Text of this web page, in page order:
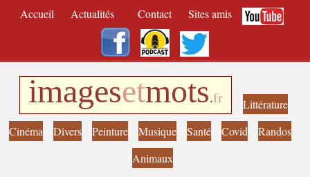
Accueil Actualités Contact Sites amis
imagesetmots.fr
Littérature
Cinéma
Divers Peinture Musique Santé Covid
Randos
Animaux